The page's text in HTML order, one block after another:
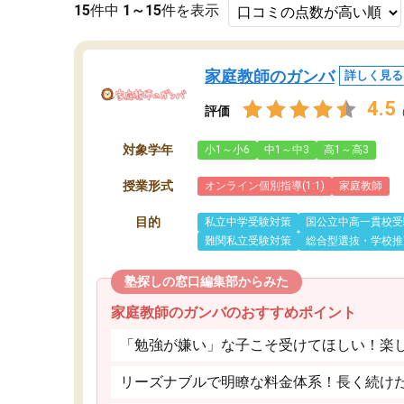
15件中 1～15件を表示
家庭教師のガンバ 詳しく見る
評価 4.5
対象学年 小1～小6 中1～中3 高1～高3
授業形式 オンライン個別指導(1:1) 家庭教師
目的 私立中学受験対策
国公立中高一貫校
難関私立受験対策
総合型選抜・学校
塾探しの窓口編集部からみた
家庭教師のガンバのおすすめポイント
「勉強が嫌い」な子こそ受けてほしい！楽
リーズナブルで明瞭な料金体系！長く続け